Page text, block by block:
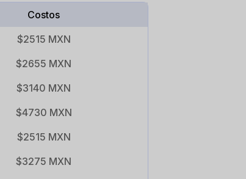
Costos
$2515 MXN
$2655 MXN
$3140 MXN
$4730 MXN
$2515 MXN
$3275 MXN